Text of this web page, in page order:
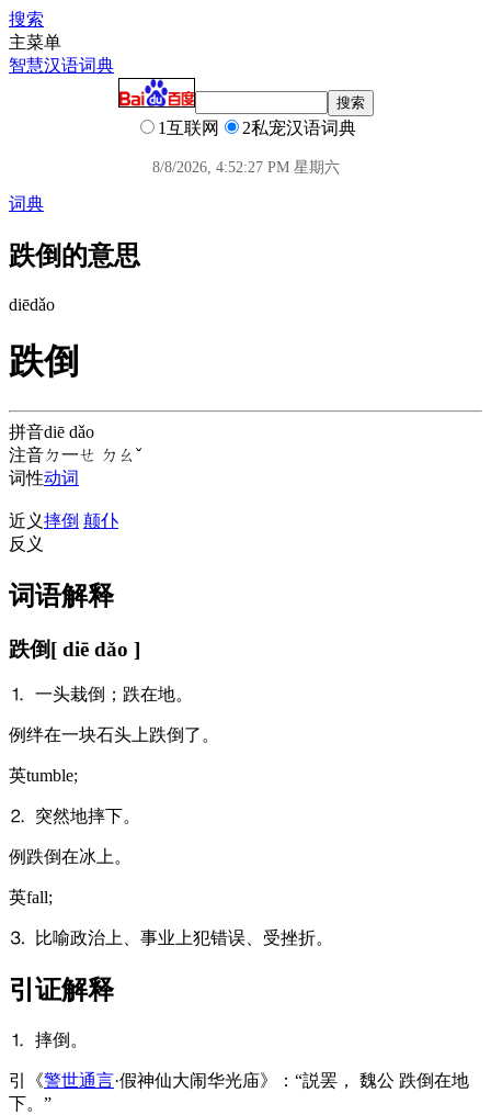
搜索
主菜单
智慧汉语词典
1互联网 2私宠汉语词典
8/8/2026, 4:52:27 PM 星期六
词典
跌倒的意思
diēdǎo
跌倒
拼音diē dǎo
注音ㄉ一ㄝ ㄉㄠˇ
词性动词
近义摔倒 颠仆
反义
词语解释
跌倒[ diē dǎo ]
⒈ 一头栽倒；跌在地。
例绊在一块石头上跌倒了。
英tumble;
⒉ 突然地摔下。
例 跌倒在冰上。
英fall;
⒊ 比喻政治上、事业上犯错误、受挫折。
引证解释
⒈ 摔倒。
引 《警世通言·假神仙大闹华光庙》：“説罢， 魏公 跌倒在地
下。”